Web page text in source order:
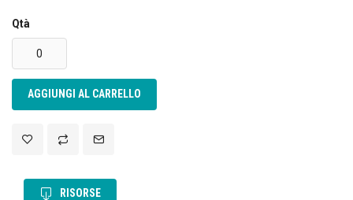
Qtà
AGGIUNGI AL CARRELLO
RISORSE